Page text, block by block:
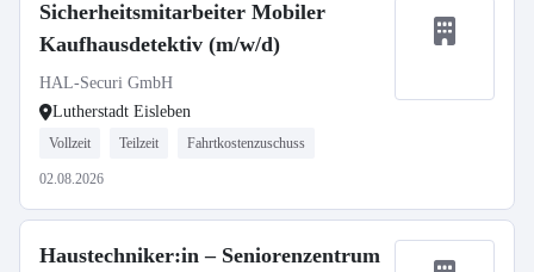
Sicherheitsmitarbeiter Mobiler
Kaufhausdetektiv (m/w/d)
HAL-Securi GmbH
Lutherstadt Eisleben
Vollzeit Teilzeit Fahrtkostenzuschuss
02.08.2026
Haustechniker:in – Seniorenzentrum